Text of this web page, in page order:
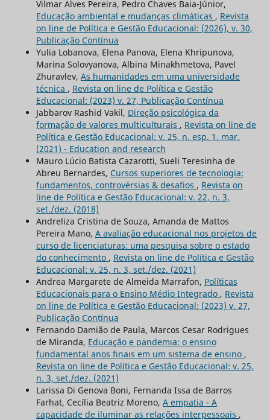
Vilmar Alves Pereira, Pedro Chaves Baia-Júnior,
Educação ambiental e mudanças climáticas , Revista
on line de Política e Gestão Educacional: (2026), v. 30,
Publicação Contínua
Yulia Lobanova, Elena Panova, Elena Khripunova,
Marina Solovyanova, Albina Minakhmetova, Pavel
Zhuravlev, As humanidades em uma universidade
técnica , Revista on line de Política e Gestão
Educacional: (2023) v. 27, Publicação Contínua
Jabbarov Rashid Vakil, Direção psicológica da
formação de valores multiculturais , Revista on line de
Política e Gestão Educacional: v. 25, n. esp. 1, mar.
(2021) - Education and research
Mauro Lúcio Batista Cazarotti, Sueli Teresinha de
Abreu Bernardes, Cursos superiores de tecnologia:
fundamentos, controvérsias & desafios , Revista on
line de Política e Gestão Educacional: v. 22, n. 3,
set./dez. (2018)
Andreliza Cristina de Souza, Amanda de Mattos
Pereira Mano, A avaliação educacional nos projetos de
curso de licenciaturas: uma pesquisa sobre o estado
do conhecimento , Revista on line de Política e Gestão
Educacional: v. 25, n. 3, set./dez. (2021)
Andrea Margarete de Almeida Marrafon, Políticas
Educacionais para o Ensino Médio Integrado , Revista
on line de Política e Gestão Educacional: (2023) v. 27,
Publicação Contínua
Fernando Damião de Paula, Marcos Cesar Rodrigues
de Miranda, Educação e pandemıa: o ensıno
fundamental anos fınaıs em um sıstema de ensıno ,
Revista on line de Política e Gestão Educacional: v. 25,
n. 3, set./dez. (2021)
Larissa Di Genova Boni, Fernanda Issa de Barros
Farhat, Cecília Beatriz Moreno, A empatia - A
capacidade de iluminar as relações interpessoais ,